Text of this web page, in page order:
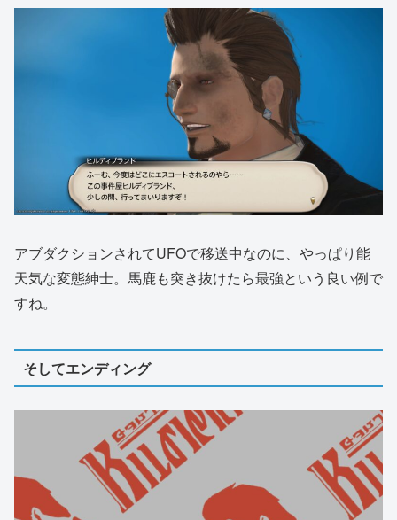
アブダクションされてUFOで移送中なのに、やっぱり能
天気な変態紳士。馬鹿も突き抜けたら最強という良い例で
すね。
そしてエンディング